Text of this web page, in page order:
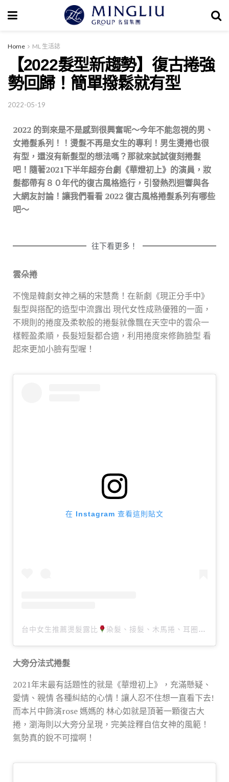
Home ML 生活誌
【2022髮型新趨勢】復古捲強
勢回歸！簡單撥鬆就有型
2022-05-19
2022 的到來是不是感到很興奮呢～今年不能忽視的男、
女捲髮系列！！ 燙髮不再是女生的專利！ 男生燙捲也很
有型， 還沒有新髮型的想法嗎？那就來試試復刻捲髮
吧！ 隨著2021下半年超夯台劇《華燈初上》的演員，妝
髮都帶有８０年代的復古風格造行，引發熱烈迴響與各
大網友討論！ 讓我們看看 2022復古風格捲髮系列有哪些
吧～
往下看更多！
雲朵捲
不愧是韓劇女神之稱的宋慧喬！在新劇《現正分手中》
髮型與搭配的造型中流露出 現代女性成熟優雅的一面，
不規則的捲度及柔軟般的捲髮就像飄在天空中的雲朵一
樣輕盈柔順，長髮短髮都合適，利用捲度來修飾臉型 看
起來更加小臉有型喔！
在 Instagram 查看這則貼文
台中女生推薦燙髮露比 染髮、接髮、木馬捲、耳圈染（@ruby_atruby）分享的貼文
大旁分法式捲髮
2021年末最有話題性的就是《華燈初上》，充滿懸疑、
愛情、親情 各種糾結的心情！讓人忍不住想一直看下去!
而本片中飾演rose媽媽的 林心如就是頂著一顆復古大
捲，瀏海則以大旁分呈現，完美詮釋自信女神的風範！
氣勢真的銳不可擋啊！